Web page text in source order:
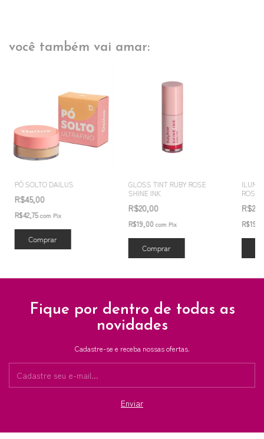
você também vai amar:
PÓ SOLTO DAILUS
R$45,00
R$42,75com Pix
Comprar
GLOSS TINT RUBY ROSE
SHINE INK
R$20,00
R$19,00com Pix
Comprar
ROSE
Fique por dentro de todas as
novidades
Cadastre-se e receba nossas ofertas.